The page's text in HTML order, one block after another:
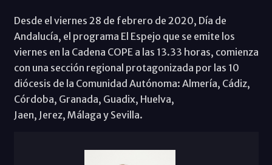
Desde el viernes 28 de febrero de 2020, Día de
Andalucía, el programa El Espejo que se emite los
viernes en la Cadena COPE a las 13.33 horas, comienza
con una sección regional protagonizada por las 10
diócesis de la Comunidad Autónoma: Almería, Cádiz,
Córdoba, Granada, Guadix, Huelva,
Jaen, Jerez, Málaga y Sevilla.